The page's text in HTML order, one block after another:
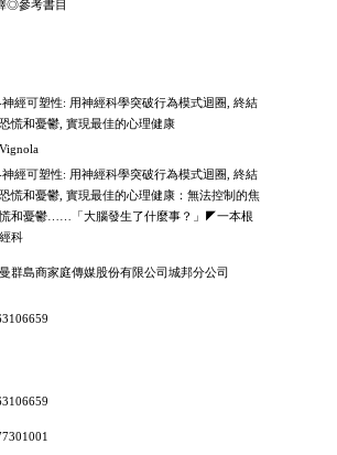
◎參考書目
神經可塑性: 用神經科學突破行為模式迴圈, 終結
慌和憂鬱, 實現最佳的心理健康
神經可塑性: 用神經科學突破行為模式迴圈, 終結
慌和憂鬱, 實現最佳的心理健康：無法控制的焦
和憂鬱……「大腦發生了什麼事？」◤一本根
科
群島商家庭傳媒股份有限公司城邦分公司